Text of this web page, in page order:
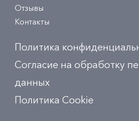
Отзывы
Контакты
Политика
Согласие на обработку
данных
Политика Сookie